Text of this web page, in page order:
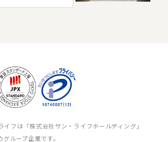
フは「株式会社サン・ライフホールディング」
ループ企業です。